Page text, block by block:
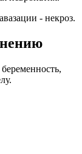
- некроз.